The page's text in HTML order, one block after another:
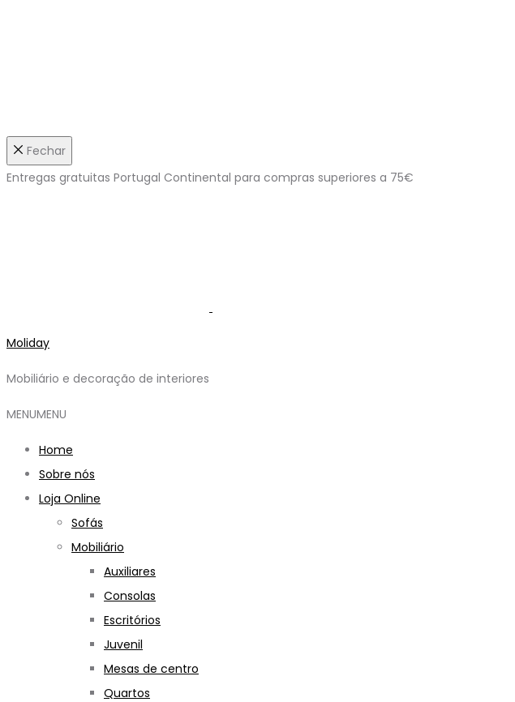
Fechar
Entregas gratuitas Portugal Continental para compras superiores a 75€
Moliday
Mobiliário e decoração de interiores
MENUMENU
Home
Sobre nós
Loja Online
Sofás
Mobiliário
Auxiliares
Consolas
Escritórios
Juvenil
Mesas de centro
Quartos